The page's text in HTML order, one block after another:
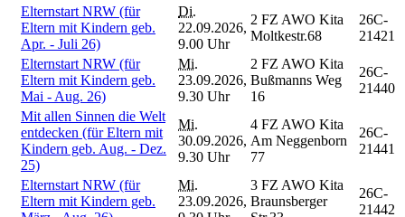
Elternstart NRW (für
Eltern mit Kindern geb.
Apr. - Juli 26)
Di.
22.09.2026,
9.00 Uhr
2 FZ AWO Kita
Moltkestr.68
26C-
21421
Elternstart NRW (für
Eltern mit Kindern geb.
Mai - Aug. 26)
Mi.
23.09.2026,
9.30 Uhr
2 FZ AWO Kita
Bußmanns Weg
16
26C-
21440
Mit allen Sinnen die Welt
entdecken (für Eltern mit
Kindern geb. Aug. - Dez.
25)
Mi.
30.09.2026,
9.30 Uhr
4 FZ AWO Kita
Am Neggenborn
77
26C-
21441
Elternstart NRW (für
Eltern mit Kindern geb.
Mi.
23.09.2026,
3 FZ AWO Kita
Braunsberger
26C-
21442